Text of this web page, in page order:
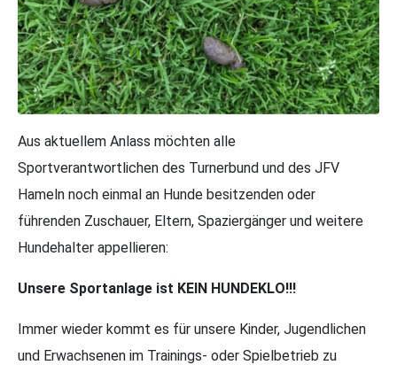
Aus aktuellem Anlass möchten alle
Sportverantwortlichen des Turnerbund und des JFV
Hameln noch einmal an Hunde besitzenden oder
führenden Zuschauer, Eltern, Spaziergänger und weitere
Hundehalter appellieren:
Unsere Sportanlage ist KEIN HUNDEKLO!!!
Immer wieder kommt es für unsere Kinder, Jugendlichen
und Erwachsenen im Trainings- oder Spielbetrieb zu